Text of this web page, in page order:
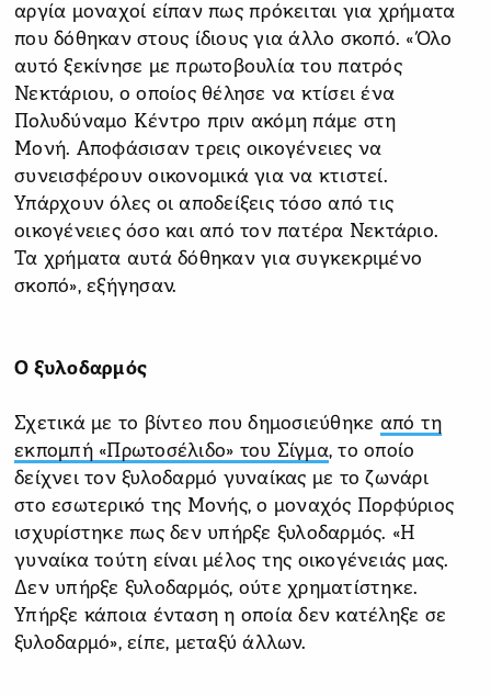
αργία μοναχοί είπαν πως πρόκειται για χρήματα
που δόθηκαν στους ίδιους για άλλο σκοπό. «Όλο
αυτό ξεκίνησε με πρωτοβουλία του πατρός
Νεκτάριου, ο οποίος θέλησε να κτίσει ένα
Πολυδύναμο Κέντρο πριν ακόμη πάμε στη
Μονή. Αποφάσισαν τρεις οικογένειες να
συνεισφέρουν οικονομικά για να κτιστεί.
Υπάρχουν όλες οι αποδείξεις τόσο από τις
οικογένειες όσο και από τον πατέρα Νεκτάριο.
Τα χρήματα αυτά δόθηκαν για συγκεκριμένο
σκοπό», εξήγησαν.
Ο ξυλοδαρμός
Σχετικά με το βίντεο που δημοσιεύθηκε από τη
εκπομπή «Πρωτοσέλιδο» του Σίγμα, το οποίο
δείχνει τον ξυλοδαρμό γυναίκας με το ζωνάρι
στο εσωτερικό της Μονής, ο μοναχός Πορφύριος
ισχυρίστηκε πως δεν υπήρξε ξυλοδαρμός. «Η
γυναίκα τούτη είναι μέλος της οικογένειάς μας.
Δεν υπήρξε ξυλοδαρμός, ούτε χρηματίστηκε.
Υπήρξε κάποια ένταση η οποία δεν κατέληξε σε
ξυλοδαρμό», είπε, μεταξύ άλλων.